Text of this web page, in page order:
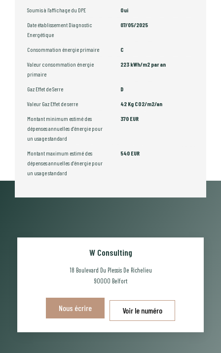
Soumis à l'affichage du DPE Oui
Date établissement Diagnostic
Energétique
07/05/2025
Consommation énergie primaire C
Valeur consommation énergie
primaire
223 kWh/m2 par an
Gaz Effet de Serre D
Valeur Gaz Effet de serre 42 Kg CO2/m2/an
Montant minimum estimé des
dépenses annuelles d'énergie pour
un usage standard
370 EUR
Montant maximum estimé des
dépenses annuelles d'énergie pour
un usage standard
540 EUR
W Consulting
18 Boulevard Du Plessis De Richelieu
90000 Belfort
Nous écrire Voir le numéro